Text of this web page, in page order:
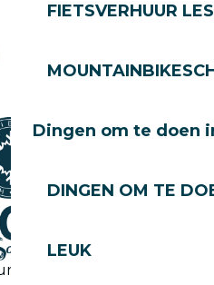
FIETSVERHUUR
Dingen om te doen
DINGEN OM TE
LEUK
Les Gets